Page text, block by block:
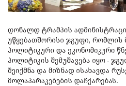
დონალდ ტრამპის
უწყებათშორისი ჯგუფი, რომლის
პოლიტიკური და ეკონომიკური
პოლიტიკის შემუშავება იყო -
შეიქმნა და მიზნად ისახავდა
მოლაპარაკებების დაჩქარებას.